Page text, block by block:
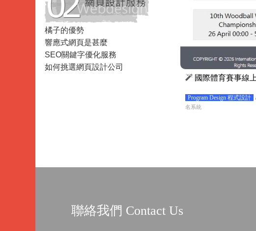
Data
Analysis
橘子的優勢
響應式網頁是甚麼
SEO關鍵字優化服務
如何挑選網頁設計公司
國際體育賽事線
Program Design 程式設計
名系統
聯絡我們 Contact Us